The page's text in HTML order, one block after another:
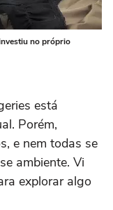
no próprio
está
Porém,
e nem todas se
ambiente. Vi
explorar algo